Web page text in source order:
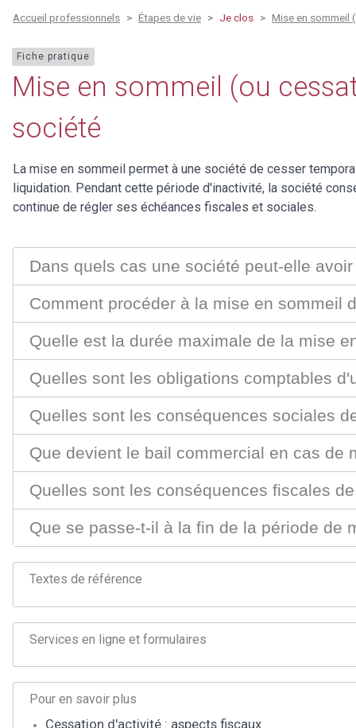
Accueil professionnels Étapes de vie Je clos Mise en sommeil
Fiche pratique
Mise en sommeil (ou
société
La mise en sommeil permet à une société de cesser
liquidation. Pendant cette période d'inactivité, la société
continue de régler ses échéances fiscales et sociales.
Dans quels cas une société peut-elle
Comment procéder à la mise en sommeil
Quelle est la durée maximale de la mise
Quelles sont les obligations comptables
Quelles sont les conséquences sociales
Que devient le bail commercial en cas de
Quelles sont les conséquences fiscales
Que se passe-t-il à la fin de la période de
Textes de référence
Services en ligne et formulaires
Pour en savoir plus
Cessation d'activité : aspects fiscaux